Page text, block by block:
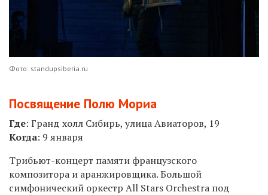
Фото: standupsiberia.ru
Посвящение Полю Мориа
Где: Гранд холл Сибирь, улица Авиаторов, 19
Когда: 9 января
Трибьют-концерт памяти французского
композитора и аранжировщика. Большой
симфонический оркестр All Stars Orchestra под